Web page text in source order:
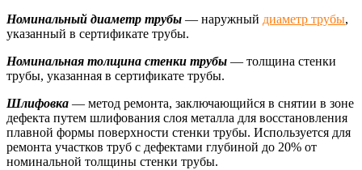
Номинальный диаметр трубы — наружный диаметр трубы,
указанный в сертификате трубы.
Номинальная толщина стенки трубы — толщина стенки
трубы, указанная в сертификате трубы.
Шлифовка — метод ремонта, заключающийся в снятии в зоне
дефекта путем шлифования слоя металла для восстановления
плавной формы поверхности стенки трубы. Используется для
ремонта участков труб с дефектами глубиной до 20% от
номинальной толщины стенки трубы.